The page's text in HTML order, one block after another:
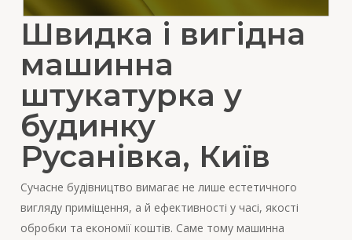
Швидка і вигідна
машинна
штукатурка у
будинку
Русанівка, Київ
Сучасне будівництво вимагає не лише естетичного
вигляду приміщення, а й ефективності у часі, якості
обробки та економії коштів. Саме тому машинна